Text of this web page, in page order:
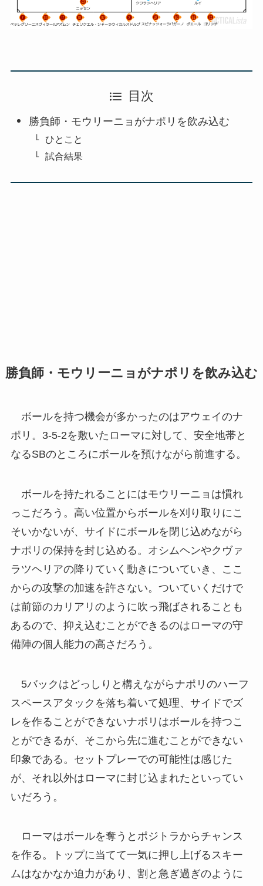
目次
勝負師・モウリーニョがナポリを飲み込む
ひとこと
試合結果
勝負師・モウリーニョがナポリを飲み込む
ボールを持つ機会が多かったのはアウェイのナ
ポリ。3-5-2を敷いたローマに対して、安全地帯と
なるSBのところにボールを預けながら前進する。
ボールを持たれることにはモウリーニョは慣れ
っこだろう。高い位置からボールを刈り取りにこ
そいかないが、サイドにボールを閉じ込めながら
ナポリの保持を封じ込める。オシムヘンやクヴァ
ラツヘリアの降りていく動きについていき、ここ
からの攻撃の加速を許さない。ついていくだけで
は前節のカリアリのように吹っ飛ばされることも
あるので、抑え込むことができるのはローマの守
備陣の個人能力の高さだろう。
5バックはどっしりと構えながらナポリのハーフ
スペースアタックを落ち着いて処理、サイドでズ
レを作ることができないナポリはボールを持つこ
とができるが、そこから先に進むことができない
印象である。セットプレーでの可能性は感じた
が、それ以外はローマに封じ込まれたといってい
いだろう。
ローマはボールを奪うとポジトラからチャンス
を作る。トップに当てて一気に押し上げるスキー
ムはなかなか迫力があり、割と急ぎ過ぎのように